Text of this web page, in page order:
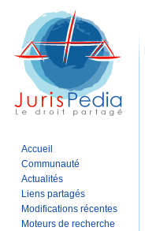
Accueil
Communauté
Actualités
Liens partagés
Modifications récentes
Moteurs de recherche